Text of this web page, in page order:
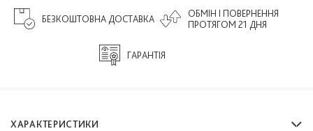
ОБМІН І ПОВЕРНЕННЯ
ПРОТЯГОМ 21 ДНЯ
ГАРАНТІЯ
БЕЗКОШТОВНА ДОСТАВКА
ХАРАКТЕРИСТИКИ